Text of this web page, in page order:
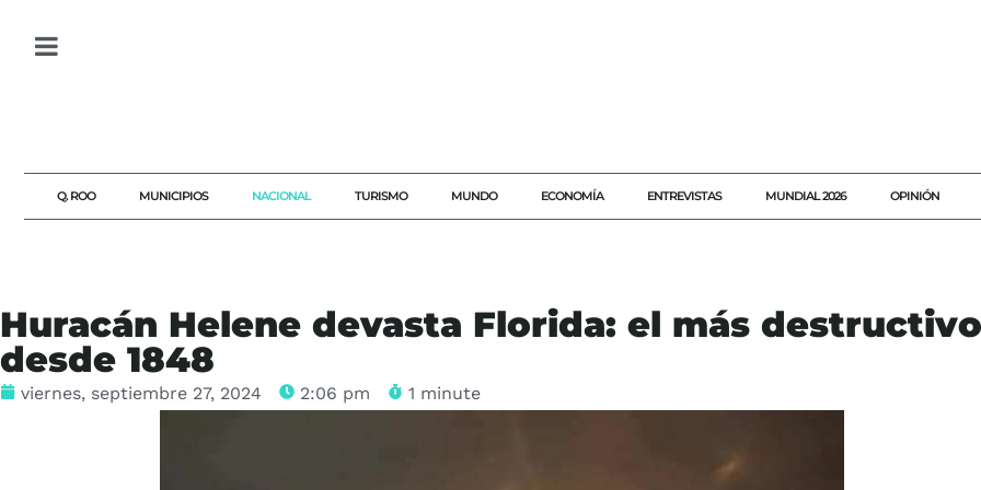
Q. ROO MUNICIPIOS NACIONAL TURISMO MUNDO ECONOMÍA ENTREVISTAS MUNDIAL 2026 OPINIÓN
Huracán Helene devasta Florida: el más destructivo
desde 1848
viernes, septiembre 27, 2024 2:06 pm 1 minute